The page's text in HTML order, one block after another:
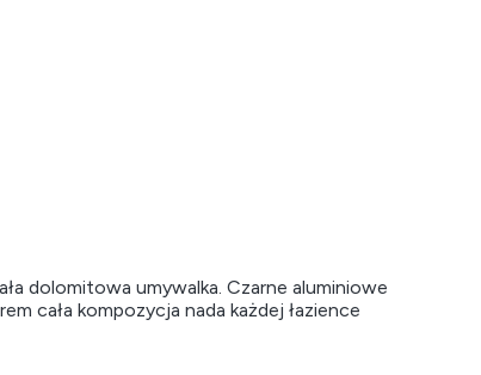
dolomitowa umywalka. Czarne aluminiowe
cała kompozycja nada każdej łazience